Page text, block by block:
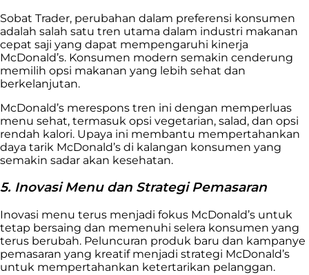
Sobat Trader, perubahan dalam preferensi konsumen
adalah salah satu tren utama dalam industri makanan
cepat saji yang dapat mempengaruhi kinerja
McDonald’s. Konsumen modern semakin cenderung
memilih opsi makanan yang lebih sehat dan
berkelanjutan.
McDonald’s merespons tren ini dengan memperluas
menu sehat, termasuk opsi vegetarian, salad, dan opsi
rendah kalori. Upaya ini membantu mempertahankan
daya tarik McDonald’s di kalangan konsumen yang
semakin sadar akan kesehatan.
5. Inovasi Menu dan Strategi Pemasaran
Inovasi menu terus menjadi fokus McDonald’s untuk
tetap bersaing dan memenuhi selera konsumen yang
terus berubah. Peluncuran produk baru dan kampanye
pemasaran yang kreatif menjadi strategi McDonald’s
untuk mempertahankan ketertarikan pelanggan.